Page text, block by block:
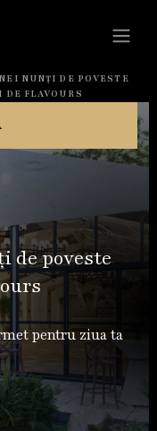
NUNȚI DE POVESTE
DE FLAVOURS
de poveste
pentru ziua ta